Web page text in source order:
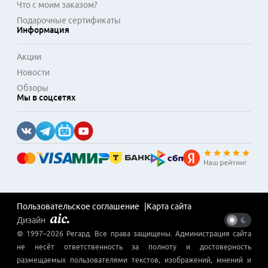
Что с моим заказом?
Подарочные сертификаты
Информация
Акции
Новости
Обзоры
Мы в соцсетях
Пользовательское соглашение
Карта сайта
Дизайн
© 1997–2026 Регард . Все права защищены. Администрация сайта
не несёт ответственность за полноту и достоверность
размещаемых пользователями текстов, изображений, мнений и